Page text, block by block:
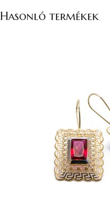
Hasonló termékek